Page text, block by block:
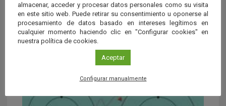
¿Qué hace falta para que se dé una reacción?
Reacciones
almacenar, acceder y procesar datos personales como su visita
en este sitio web. Puede retirar su consentimiento u oponerse al
procesamiento de datos basado en intereses legítimos en
cualquier momento haciendo clic en "Configurar cookies" en
nuestra política de cookies.
Aceptar
Configurar manualmente